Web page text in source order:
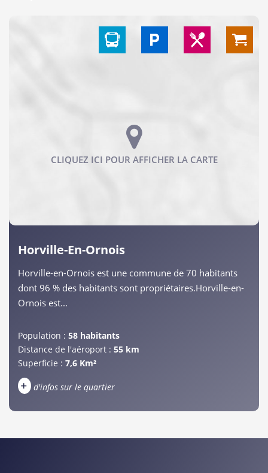
Horville-En-Ornois
Horville-en-Ornois est une commune de 70 habitants
dont 96 % des habitants sont propriétaires.Horville-en-
Ornois est...
Population : 58 habitants
Distance de l'aéroport : 55 km
Superficie : 7,6 Km²
+ d'infos sur le quartier